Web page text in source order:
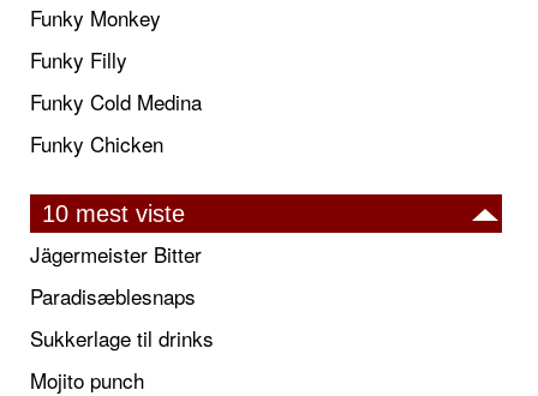
Funky Monkey
Funky Filly
Funky Cold Medina
Funky Chicken
10 mest viste
Jägermeister Bitter
Paradisæblesnaps
Sukkerlage til drinks
Mojito punch